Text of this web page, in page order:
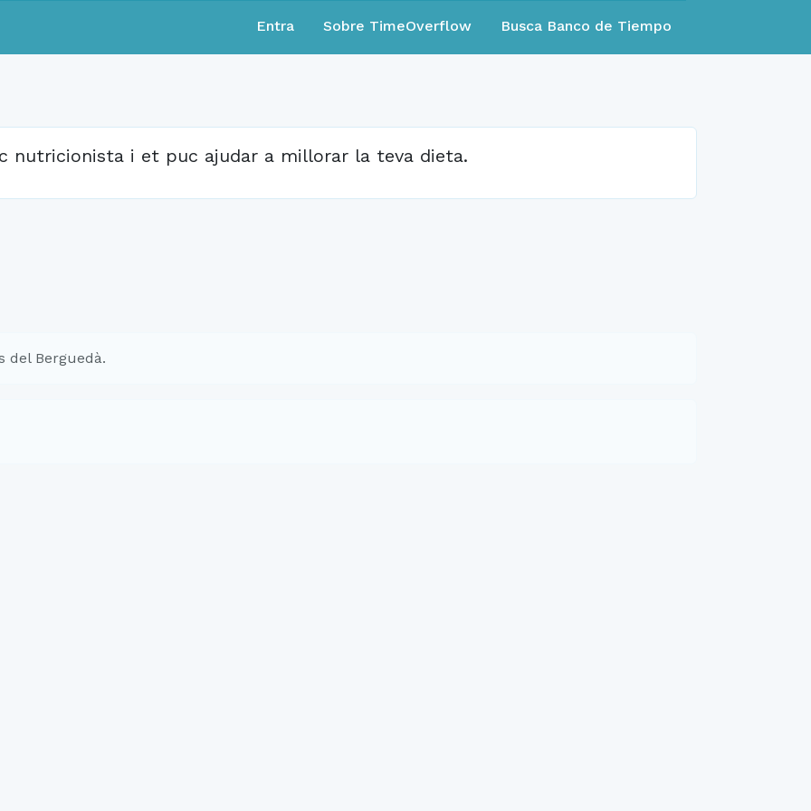
Entra Sobre TimeOverflow Busca Banco de Tiempo
nutricionista i et puc ajudar a millorar la teva dieta.
del Berguedà.